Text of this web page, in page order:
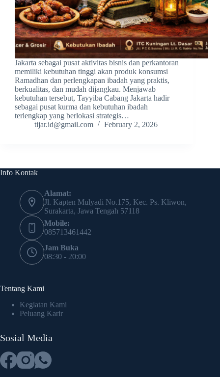
Jakarta sebagai pusat aktivitas bisnis dan perkantoran
memiliki kebutuhan tinggi akan produk konsumsi
Ramadhan dan perlengkapan ibadah yang praktis,
berkualitas, dan mudah dijangkau. Menjawab
kebutuhan tersebut, Tayyiba Cabang Jakarta hadir
sebagai pusat kurma dan kebutuhan ibadah
terlengkap yang berlokasi strategis…
tijar.id@gmail.com
February 2, 2026
Info Kontak
Alamat:
Jl. Kapten Mulyadi No.175, Kec. Ps. Kliwon,
Surakarta, Jawa Tengah 57118
Mobile:
085713461442
Jam Buka
08:30 - 20:00
Tentang Kami
Kegiatan Kami
Peluang Karir
Sosial Media